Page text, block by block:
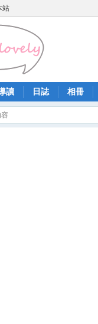
站
讀 日誌 相冊